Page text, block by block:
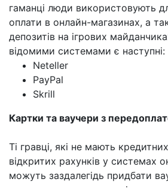
гаманці люди використовують
оплати в онлайн-магазинах, а
депозитів на ігрових
відомими системами є наступні:
Neteller
PayPal
Skrill
Картки та ваучери з
Ті гравці, які не мають
відкритих рахунків у системах
можуть заздалегідь придбати